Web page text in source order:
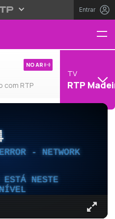
Entrar
com RTP
NO AR
TV
RTP
- NETWORK
ESTÁ NESTE